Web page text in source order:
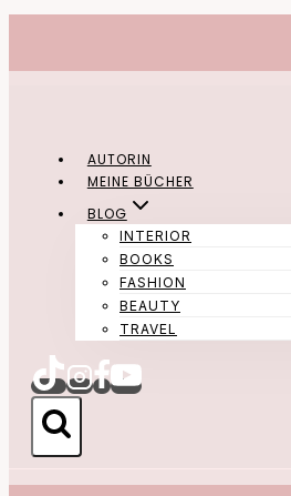
springen
AUTORIN
MEINE BÜCHER
BLOG
INTERIOR
BOOKS
FASHION
BEAUTY
TRAVEL